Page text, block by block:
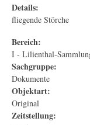
Details:
fliegende Störche
Bereich:
I - Lilienthal-
Sachgruppe:
Dokumente
Objektart:
Original
Zeitstellung: